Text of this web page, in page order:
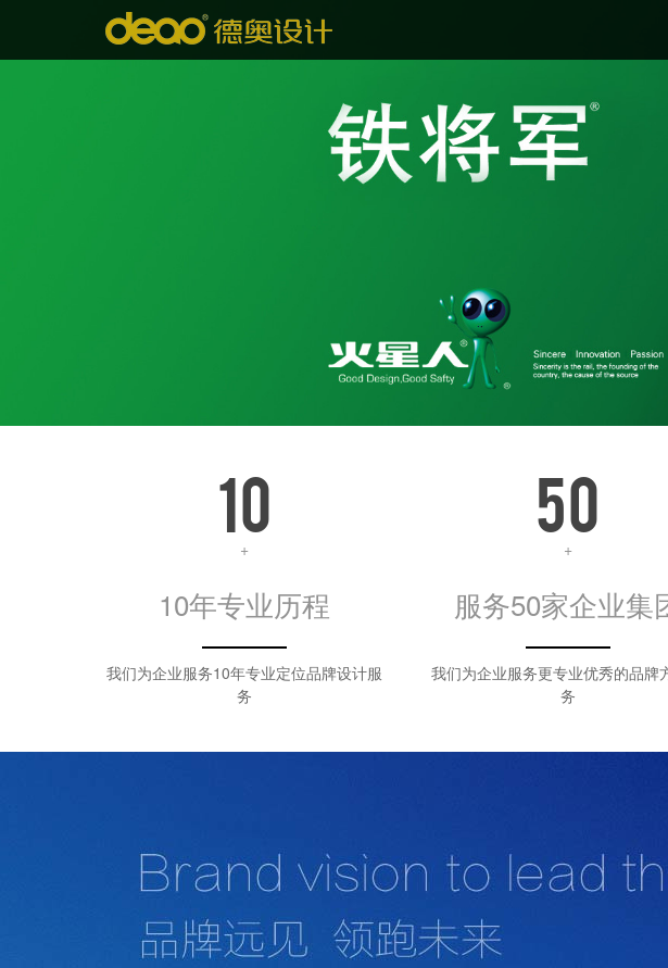
10
+
10年专业历程
我们为企业服务10年专业定位品牌设计服
务
50
+
服务50家企业集
我们为企业服务更专业优秀的品牌
务
中山德奥广告设计有限公司是一家为广大企业服务中山画册设计，中山vi设计，中山设计公司，